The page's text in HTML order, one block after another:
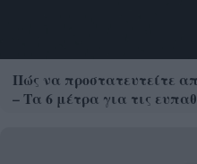
Πώς να προστατευτείτε
– Τα 6 μέτρα για τις